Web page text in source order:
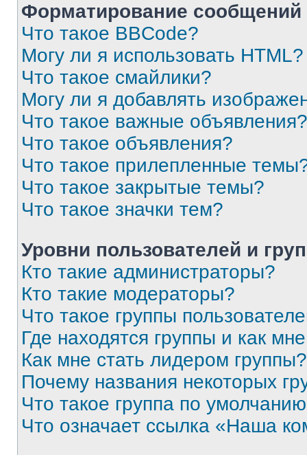
Форматирование
Что такое BBCode?
Могу ли я использовать HTML?
Что такое смайлики?
Могу ли я добавлять
Что такое важные объявления?
Что такое объявления?
Что такое прилепленные
Что такое закрытые темы?
Что такое значки тем?
Уровни пользователей и
Кто такие администраторы?
Кто такие модераторы?
Что такое группы
Где находятся группы и как
Как мне стать лидером группы?
Почему названия некоторых
Что такое группа по
Что означает ссылка «Наша